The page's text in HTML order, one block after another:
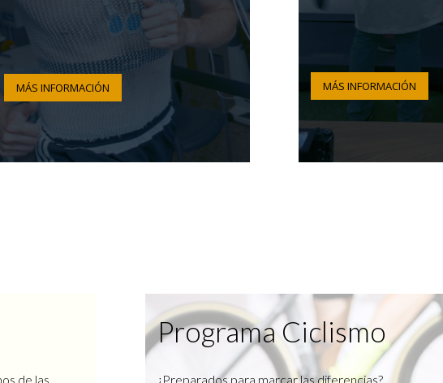
MÁS INFORMACIÓN MÁS INFORMACIÓN
de las
Programa Ciclismo
¿Preparados para marcar las diferencias?